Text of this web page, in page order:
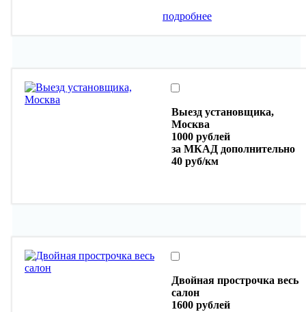
подробнее
Выезд установщика,
Москва
1000 рублей
за МКАД дополнительно
40 руб/км
Двойная прострочка весь
салон
1600 рублей